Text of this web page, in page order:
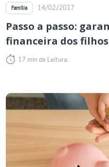
Família 14/02/2017
Passo a passo:
financeira dos filhos
17 min de Leitura.